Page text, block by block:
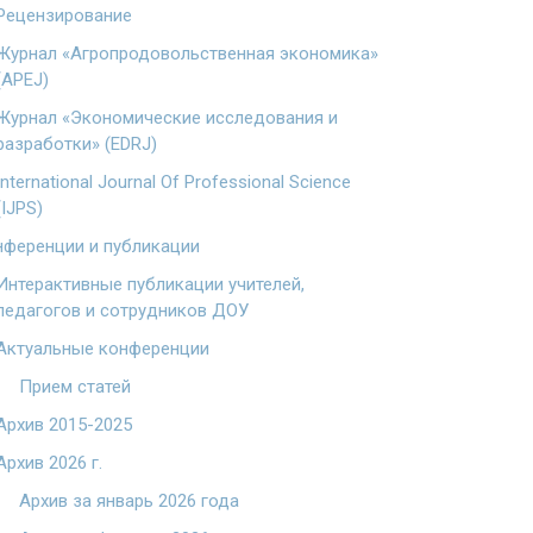
«Агропродовольственная экономика»
«Экономические исследования и
(EDRJ)
Journal Of Professional Science
и публикации
публикации учителей,
и сотрудников ДОУ
конференции
Прием статей
2015-2025
2026 г.
Архив за январь 2026 года